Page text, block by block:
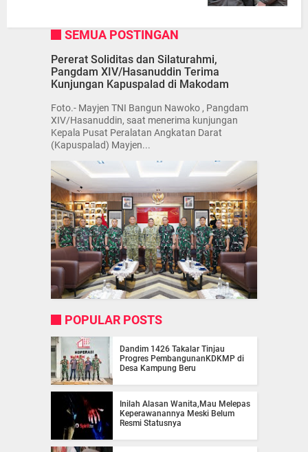
SEMUA POSTINGAN
Pererat Soliditas dan Silaturahmi,
Pangdam XIV/Hasanuddin Terima
Kunjungan Kapuspalad di Makodam
Foto.- Mayjen TNI Bangun Nawoko , Pangdam
XIV/Hasanuddin, saat menerima kunjungan
Kepala Pusat Peralatan Angkatan Darat
(Kapuspalad) Mayjen...
POPULAR POSTS
Dandim 1426 Takalar Tinjau
Progres PembangunanKDKMP di
Desa Kampung Beru
Inilah Alasan Wanita,Mau Melepas
Keperawanannya Meski Belum
Resmi Statusnya